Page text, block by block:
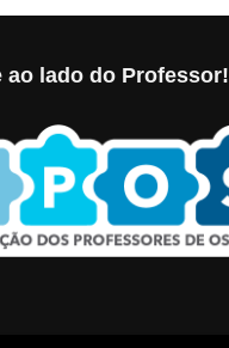
ao lado do Professor!